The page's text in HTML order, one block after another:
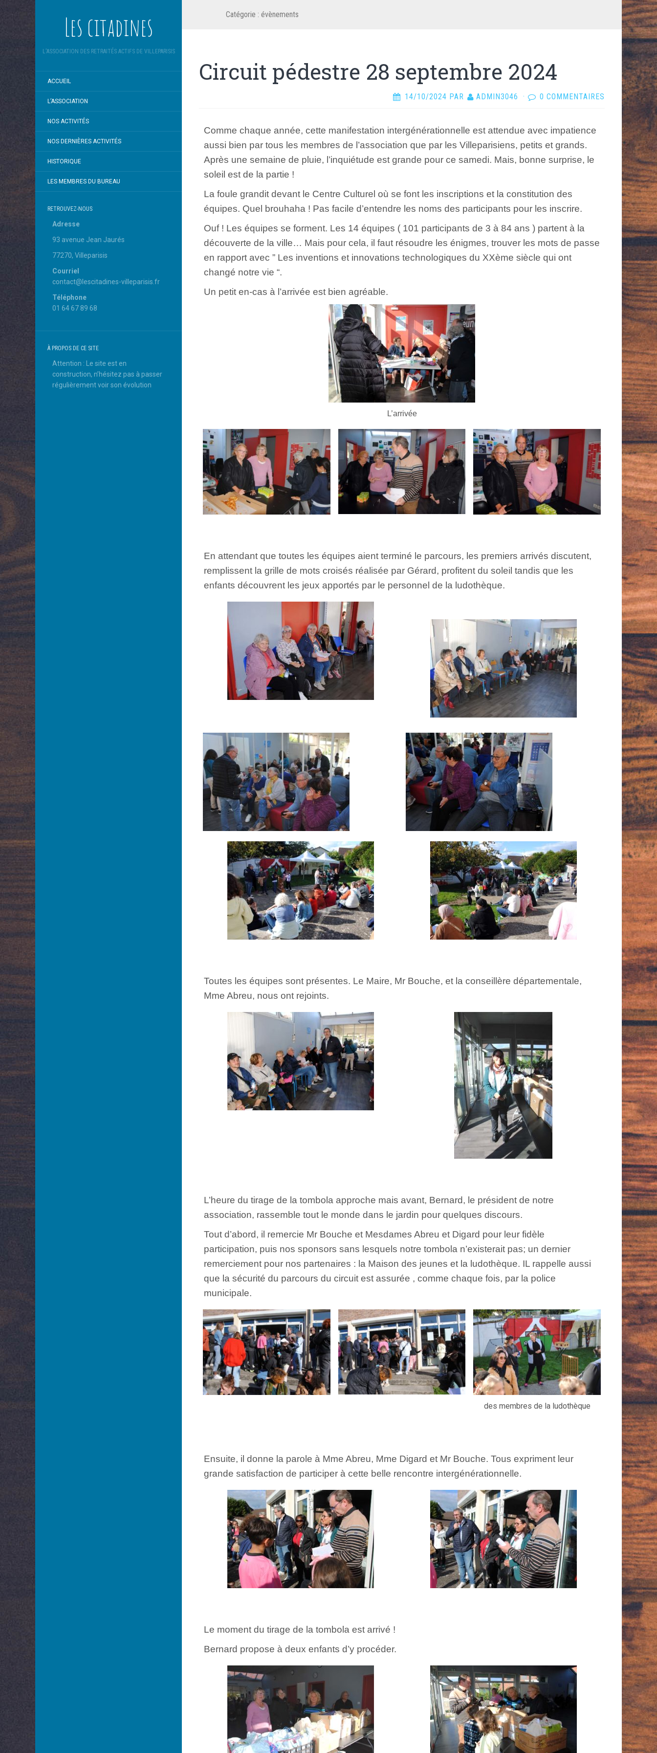
Les citadines
L'ASSOCIATION DES RETRAITÉS ACTIFS DE VILLEPARISIS
ACCUEIL
L’ASSOCIATION
NOS ACTIVITÉS
NOS DERNIÈRES ACTIVITÉS
HISTORIQUE
LES MEMBRES DU BUREAU
RETROUVEZ-NOUS
Adresse
93 avenue Jean Jaurés
77270, Villeparisis
Courriel
contact@lescitadines-villeparisis.fr
Téléphone
01 64 67 89 68
À PROPOS DE CE SITE
Attention : Le site est en
construction, n’hésitez pas à passer
régulièrement voir son évolution
Catégorie : évènements
Circuit pédestre 28 septembre 2024
14/10/2024 PAR ADMIN3046 · 0 COMMENTAIRES
Comme chaque année, cette manifestation intergénérationnelle est attendue avec impatience
aussi bien par tous les membres de l’association que par les Villeparisiens, petits et grands.
Après une semaine de pluie, l’inquiétude est grande pour ce samedi. Mais, bonne surprise, le
soleil est de la partie !
La foule grandit devant le Centre Culturel où se font les inscriptions et la constitution des
équipes. Quel brouhaha ! Pas facile d’entendre les noms des participants pour les inscrire.
Ouf ! Les équipes se forment. Les 14 équipes ( 101 participants de 3 à 84 ans ) partent à la
découverte de la ville… Mais pour cela, il faut résoudre les énigmes, trouver les mots de passe
en rapport avec ” Les inventions et innovations technologiques du XXème siècle qui ont
changé notre vie “.
Un petit en-cas à l’arrivée est bien agréable.
L’arrivée
En attendant que toutes les équipes aient terminé le parcours, les premiers arrivés discutent,
remplissent la grille de mots croisés réalisée par Gérard, profitent du soleil tandis que les
enfants découvrent les jeux apportés par le personnel de la ludothèque.
Toutes les équipes sont présentes. Le Maire, Mr Bouche, et la conseillère départementale,
Mme Abreu, nous ont rejoints.
L’heure du tirage de la tombola approche mais avant, Bernard, le président de notre
association, rassemble tout le monde dans le jardin pour quelques discours.
Tout d’abord, il remercie Mr Bouche et Mesdames Abreu et Digard pour leur fidèle
participation, puis nos sponsors sans lesquels notre tombola n’existerait pas; un dernier
remerciement pour nos partenaires : la Maison des jeunes et la ludothèque. IL rappelle aussi
que la sécurité du parcours du circuit est assurée , comme chaque fois, par la police
municipale.
des membres de la ludothèque
Ensuite, il donne la parole à Mme Abreu, Mme Digard et Mr Bouche. Tous expriment leur
grande satisfaction de participer à cette belle rencontre intergénérationnelle.
Le moment du tirage de la tombola est arrivé !
Bernard propose à deux enfants d’y procéder.